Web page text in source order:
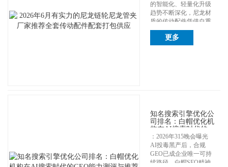
的智能化、轻量化升级
趋势不断深化，尼龙材
质的传动配件凭借自重
更轻、耐腐蚀和抗...
更多
知名搜索引擎优化公
司排名：白帽优化机
构在AI搜索时代的
GEO能力测评与推
荐
：2026年315晚会曝光
AI投毒黑产后，合规
GEO已成企业唯一可持
续路径，白帽SEO精神